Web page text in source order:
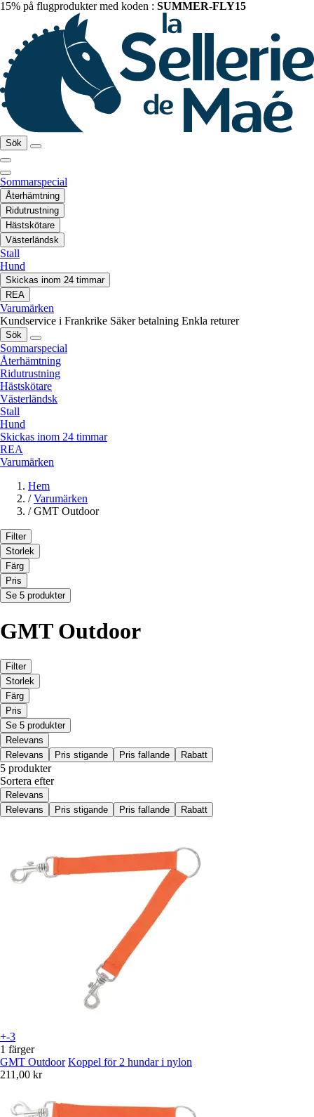
15% på flugprodukter med koden : SUMMER-FLY15
Sök
Sommarspecial
Återhämtning
Ridutrustning
Hästskötare
Västerländsk
Stall
Hund
Skickas inom 24 timmar
REA
Varumärken
Kundservice i Frankrike Säker betalning Enkla returer
Sök
Sommarspecial
Återhämtning
Ridutrustning
Hästskötare
Västerländsk
Stall
Hund
Skickas inom 24 timmar
REA
Varumärken
Hem
/ Varumärken
/ GMT Outdoor
Filter
Storlek
Färg
Pris
Se 5 produkter
GMT Outdoor
Filter
Storlek
Färg
Pris
Se 5 produkter
Relevans
Relevans
Pris stigande Pris fallande Rabatt
5 produkter
Sortera efter
Relevans
Relevans
Pris stigande Pris fallande Rabatt
+-3
1 färger
GMT Outdoor Koppel för 2 hundar i nylon
211,00 kr